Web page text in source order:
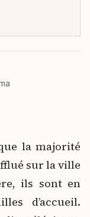
la majorité
sur la ville
ils sont en
d’accueil.